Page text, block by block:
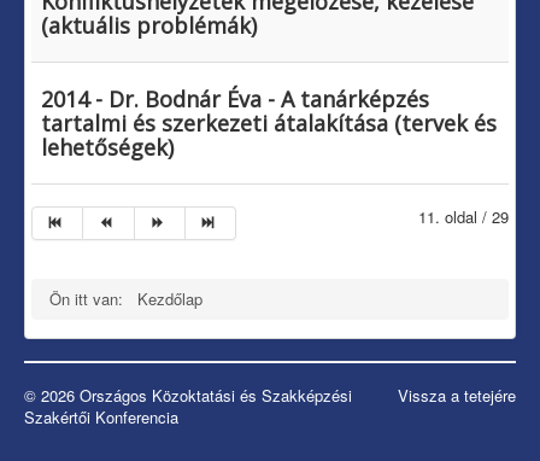
(aktuális problémák)
2014 - Dr. Bodnár Éva - A tanárképzés
tartalmi és szerkezeti átalakítása (tervek és
lehetőségek)
11. oldal / 29
Ön itt van: Kezdőlap
Vissza a tetejére
© 2026 Országos Közoktatási és Szakképzési
Szakértői Konferencia